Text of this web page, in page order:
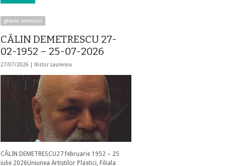
galaxia nemuririi
CĂLIN DEMETRESCU 27-
02-1952 – 25-07-2026
27/07/2026 | Nistor Laurențiu
CĂLIN DEMETRESCU27 februarie 1952 – 25
iulie 2026Uniunea Artiștilor Plastici, Filiala